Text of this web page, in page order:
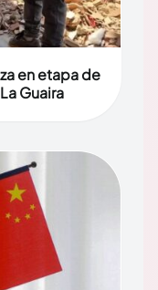
en etapa de
Guaira